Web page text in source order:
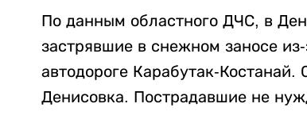
По данным областного ДЧС, в
застрявшие в снежном заносе
автодороге Карабутак-
Денисовка. Пострадавшие не